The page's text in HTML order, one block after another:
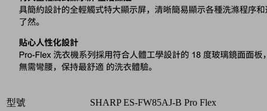
型號
SHARP ES-FW85AJ-B Pro Flex